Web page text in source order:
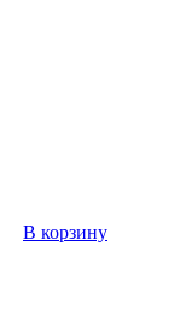
В корзину